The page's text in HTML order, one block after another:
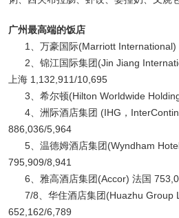
广州最高端的饭店
1、万豪国际(Marriott
2、锦江国际集团(Jin Jiang
上海 1,132,911/10,695
3、希尔顿(Hilton Worldwide
4、洲际酒店集团 (IHG，
886,036/5,964
5、温德姆酒店集团(Wyndham
795,909/8,941
6、雅高酒店集团(Accor) 法国
7/8、华住酒店集团(Huazhu Group
652,162/6,789